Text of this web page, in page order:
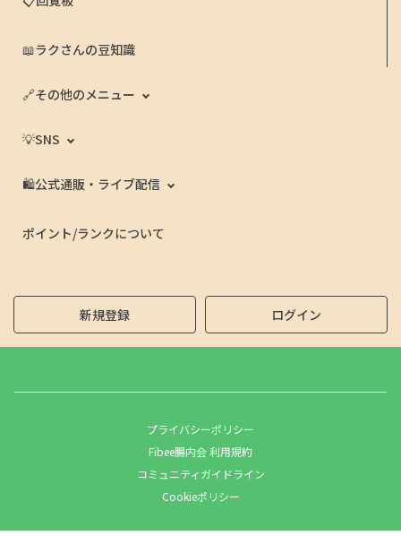
📖ラクさんの豆知識
🔗その他のメニュー
💡SNS
🛍️公式通販・ライブ配信
ポイント/ランクについて
新規登録 ログイン
プライバシーポリシー
Fibee腸内会 利用規約
コミュニティガイドライン
Cookieポリシー